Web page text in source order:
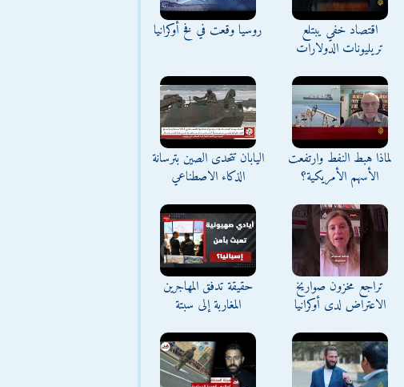
اقتصاد خفي يبتلع
تريليونات الدولارات
روسيا وقعت في فخ أوكرانيا
لماذا هبط النفط وارتفعت
الأسهم الأمريكية؟
اليابان تتحدى الصين بترسانة
الذكاء الاصطناعي
تراجع مخزون صواريخ
الاعتراض لدى أوكرانيا
حقيقة تدفق المهاجرين
المغاربة إلى سبتة